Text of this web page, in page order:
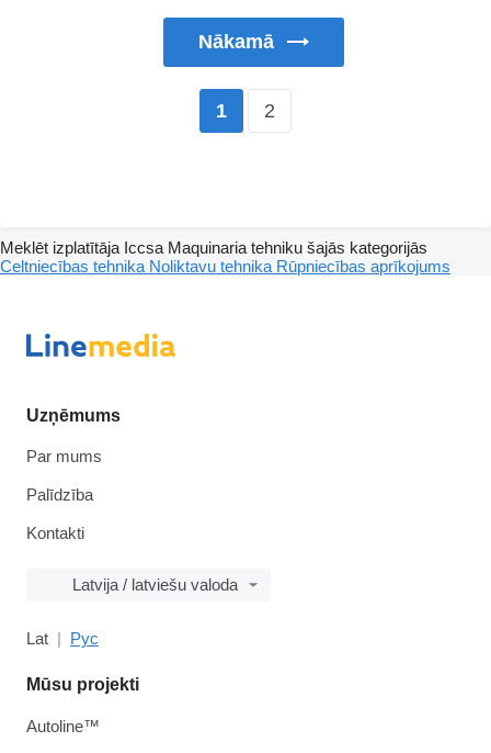
Nākamā
1 2
Meklēt izplatītāja Iccsa Maquinaria tehniku šajās kategorijās
Celtniecības tehnika Noliktavu tehnika Rūpniecības aprīkojums
Uzņēmums
Par mums
Palīdzība
Kontakti
Latvija / latviešu valoda
Lat Рус
Mūsu projekti
Autoline™